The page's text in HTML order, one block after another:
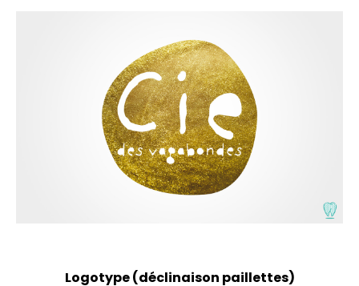
Logotype (déclinaison paillettes)